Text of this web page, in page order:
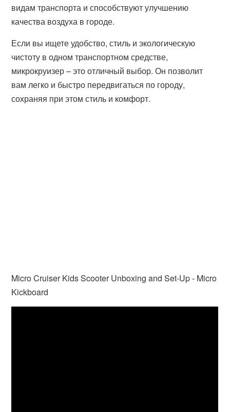
видам транспорта и способствуют улучшению
качества воздуха в городе.
Если вы ищете удобство, стиль и экологическую
чистоту в одном транспортном средстве,
микрокруизер – это отличный выбор. Он позволит
вам легко и быстро передвигаться по городу,
сохраняя при этом стиль и комфорт.
Micro Cruiser Kids Scooter Unboxing and Set-Up - Micro
Kickboard